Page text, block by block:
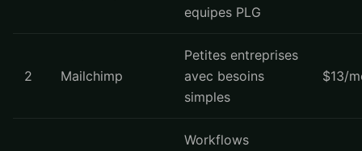
equipes PLG
2 Mailchimp
Petites entreprises
avec besoins
simples
$13/
Workflows